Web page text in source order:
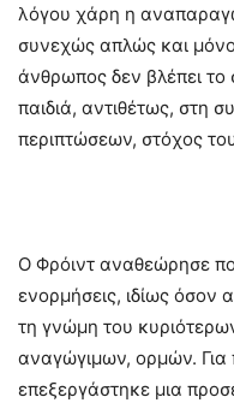
λόγου χάρη η
συνεχώς απλώς και
άνθρωπος δεν βλέπει
παιδιά, αντιθέτως, στη
περιπτώσεων, στόχος
Ο Φρόιντ αναθεώρησε
ενορμήσεις, ιδίως
τη γνώμη του
αναγώγιμων, ορμών. Για
επεξεργάστηκε μια